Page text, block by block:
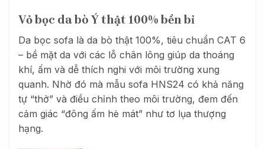
Vỏ bọc da bò Ý thật 100% bền bỉ
Da bọc sofa là da bò thật 100%, tiêu chuẩn CAT 6
– bề mặt da với các lỗ chân lông giúp da thoáng
khí, ấm và dễ thích nghi với môi trường xung
quanh. Nhờ đó mà mẫu sofa HNS24 có khả năng
tự “thở” và điều chỉnh theo môi trường, đem đến
cảm giác “đông ấm hè mát” như tơ lụa thượng
hạng.